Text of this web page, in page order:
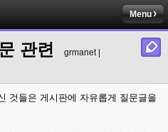
Menu
관련
grmanet |
것들은 게시판에 자유롭게 질문글을